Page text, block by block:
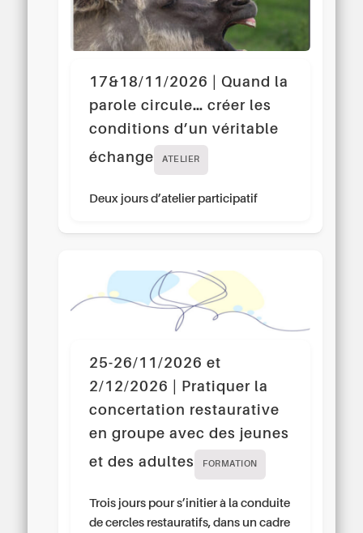
17&18/11/2026 | Quand la
parole circule… créer les
conditions d’un véritable
échange
ATELIER
Deux jours d’atelier participatif
25-26/11/2026 et
2/12/2026 | Pratiquer la
concertation restaurative
en groupe avec des jeunes
et des adultes
FORMATION
Trois jours pour s’initier à la conduite
de cercles restauratifs, dans un cadre